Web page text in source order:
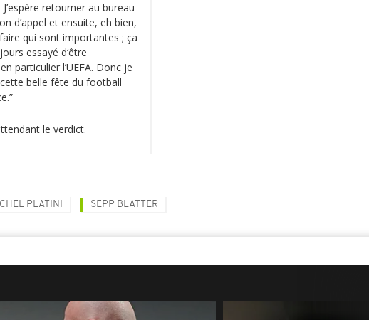
retourner au bureau
d’appel et ensuite, eh bien,
qui sont importantes ; ça
essayé d‘être
particulier l’UEFA. Donc je
belle fête du football
le verdict.
PLATINI SEPP BLATTER